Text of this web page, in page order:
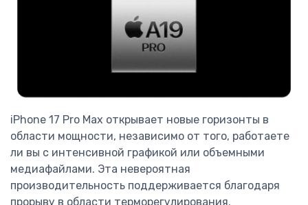
iPhone 17 Pro Max открывает новые горизонты в
области мощности, независимо от того, работаете
ли вы с интенсивной графикой или объемными
медиафайлами. Эта невероятная
производительность поддерживается благодаря
прорыву в области терморегулирования.